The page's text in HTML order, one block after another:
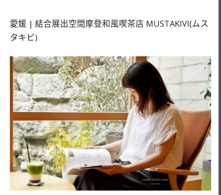
愛媛 | 結合展出空間摩登和風喫茶店 MUSTAKIVI(ムス
タキビ)